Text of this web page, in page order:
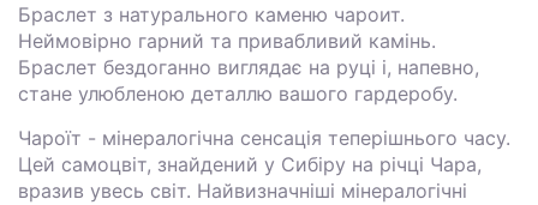
Браслет з натурального каменю чароит.
Неймовірно гарний та привабливий камінь.
Браслет бездоганно виглядає на руці і, напевно,
стане улюбленою деталлю вашого гардеробу.
Чароїт - мінералогічна сенсація теперішнього часу.
Цей самоцвіт, знайдений у Сибіру на річці Чара,
вразив увесь світ. Найвизначніші мінералогічні